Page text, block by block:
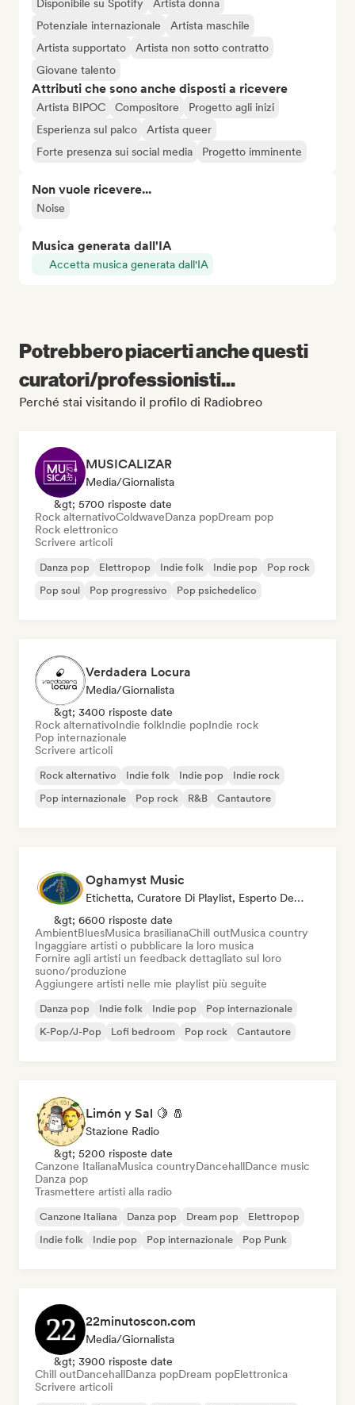
Disponibile su Spotify
Artista donna
Potenziale internazionale
Artista maschile
Artista supportato
Artista non sotto contratto
Giovane talento
Attributi che sono anche disposti a ricevere
Artista BIPOC Compositore
Progetto agli inizi
Esperienza sul palco
Artista queer
Forte presenza sui social media
Progetto imminente
Non vuole ricevere...
Noise
Musica generata dall'IA
Accetta musica generata dall'IA
Potrebbero piacerti anche questi
curatori/professionisti...
Perché stai visitando il profilo di Radiobreo
MUSICALIZAR
Media/Giornalista
&gt; 5700 risposte date
Rock alternativoColdwaveDanza popDream pop
Rock elettronico
Scrivere articoli
Danza pop Elettropop Indie folk Indie pop
Pop rock
Pop soul
Pop progressivo Pop psichedelico
Verdadera Locura
Media/Giornalista
&gt; 3400 risposte date
Rock alternativoIndie folkIndie popIndie rock
Pop internazionale
Scrivere articoli
Rock alternativo Indie folk Indie pop
Indie rock
Pop internazionale
Pop rock R&B Cantautore
Oghamyst Music
Etichetta, Curatore Di Playlist, Esperto Del Suono
&gt; 6600 risposte date
AmbientBluesMusica brasilianaChill outMusica country
Ingaggiare artisti o pubblicare la loro musica
Fornire agli artisti un feedback dettagliato sul loro
suono/produzione
Aggiungere artisti nelle mie playlist più seguite
Danza pop Indie folk Indie pop
Pop internazionale
K-Pop/J-Pop
Lofi bedroom Pop rock Cantautore
Limón y Sal 🍋 🧂
Stazione Radio
&gt; 5200 risposte date
Canzone ItalianaMusica countryDancehallDance music
Danza pop
Trasmettere artisti alla radio
Canzone Italiana Danza pop Dream pop
Elettropop
Indie folk
Indie pop Pop internazionale Pop Punk
22minutoscon.com
Media/Giornalista
&gt; 3900 risposte date
Chill outDancehallDanza popDream popElettronica
Scrivere articoli